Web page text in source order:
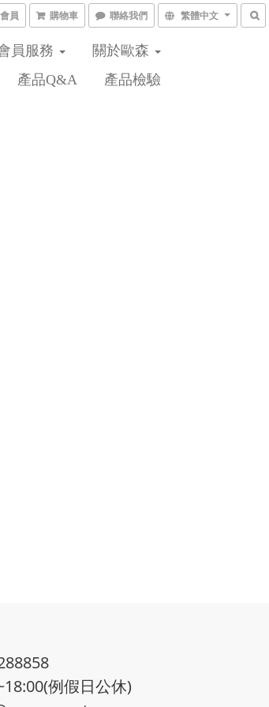
員 購物車 聯絡我們 繁體中文
員服務
關於歐森
產品Q&A 產品檢驗
例假日公休)